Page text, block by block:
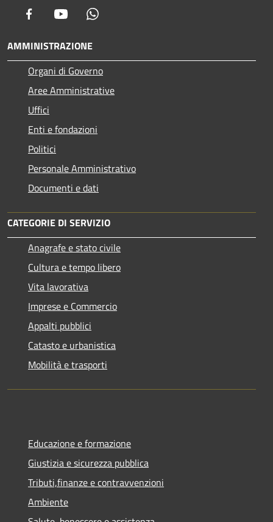
Facebook Youtube
AMMINISTRAZIONE
Organi di Governo
Aree Amministrative
Uffici
Enti e fondazioni
Politici
Personale Amministrativo
Documenti e dati
CATEGORIE DI SERVIZIO
Anagrafe e stato civile
Cultura e tempo libero
Vita lavorativa
Imprese e Commercio
Appalti pubblici
Catasto e urbanistica
Mobilità e trasporti
Educazione e formazione
Giustizia e sicurezza pubblica
Tributi,finanze e contravvenzioni
Ambiente